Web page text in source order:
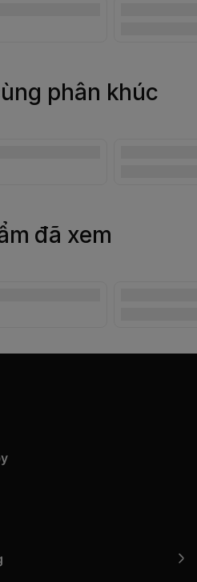
phân khúc
đã xem